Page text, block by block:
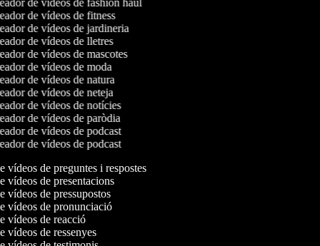
de vídeos de fashion haul
de vídeos de fitness
de vídeos de jardineria
de vídeos de lletres
de vídeos de mascotes
de vídeos de moda
de vídeos de natura
de vídeos de neteja
de vídeos de notícies
de vídeos de paròdia
de vídeos de podcast
de vídeos de podcast
vídeos de preguntes i respostes
vídeos de presentacions
vídeos de pressupostos
vídeos de pronunciació
vídeos de reacció
vídeos de ressenyes